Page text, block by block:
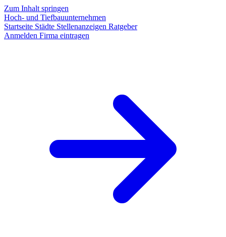
Zum Inhalt springen
Hoch- und Tiefbauunternehmen
Startseite Städte Stellenanzeigen Ratgeber
Anmelden Firma eintragen